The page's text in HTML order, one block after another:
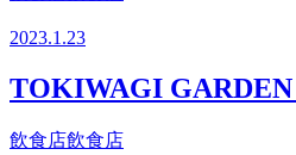
2023.1.23
TOKIWAGI
飲食店飲食店